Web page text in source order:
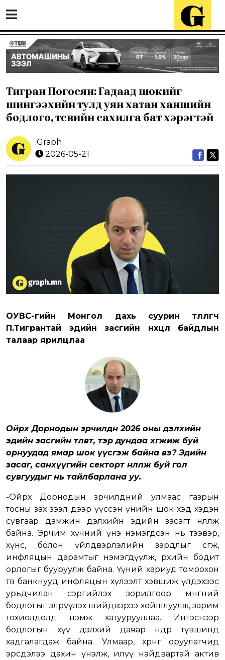
Тигран Погосян: Гадаад шокийг
шингээхийн тулд уян хатан ханшийн
бодлого, төсвийн сахилга бат хэрэгтэй
.Graph
2026-05-21
ОУВС-гийн Монгол дахь суурин төлөөлөгч
П.Тигрантай эдийн засгийн нөхцөл байдлын
талаар ярилцлаа
Ойрх Дорнодын зөрчилдөөн 2026 оны дэлхийн
эдийн засгийн төлөвт, тэр дундаа хөгжиж буй
орнуудад ямар шок үүсгэж байна вэ? Эдийн
засаг, санхүүгийн секторт нөлөөлж буй гол
сувгуудыг нь тайлбарлана уу.
-Ойрх Дорнодын зөрчилдөөний улмаас газрын
тосны зах зээл дээр үүссэн үнийн шок хэд хэдэн
сувгаар дамжин дэлхийн эдийн засагт нөлөөлж
байна. Эрчим хүчний үнэ нэмэгдсэн нь тээвэр,
хүнс, болон үйлдвэрлэлийн зардлыг өсгөж,
инфляцын дарамтыг нэмэгдүүлж, өрхийн бодит
орлогыг бууруулж байна. Үүний хариуд томоохон
төв банкнууд инфляцын хүлээлт хэвшиж үлдэхээс
урьдчилан сэргийлэх зорилгоор мөнгөний
бодлогыг зөөлрүүлэх шийдвэрээ хойшлуулж, зарим
тохиолдолд нэмж хатуурууллаа. Ингэснээр
бодлогын хүү дэлхий даяар өндөр түвшинд
хадгалагдаж байна. Улмаар, хөрөнгө оруулагчид
эрсдэлээ дахин үнэлж, илүү найдвартай актив